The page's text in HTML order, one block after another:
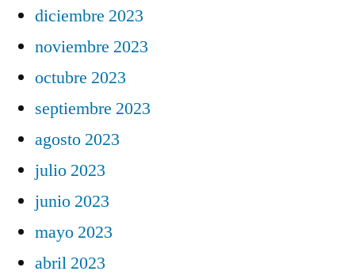
diciembre 2023
noviembre 2023
octubre 2023
septiembre 2023
agosto 2023
julio 2023
junio 2023
mayo 2023
abril 2023